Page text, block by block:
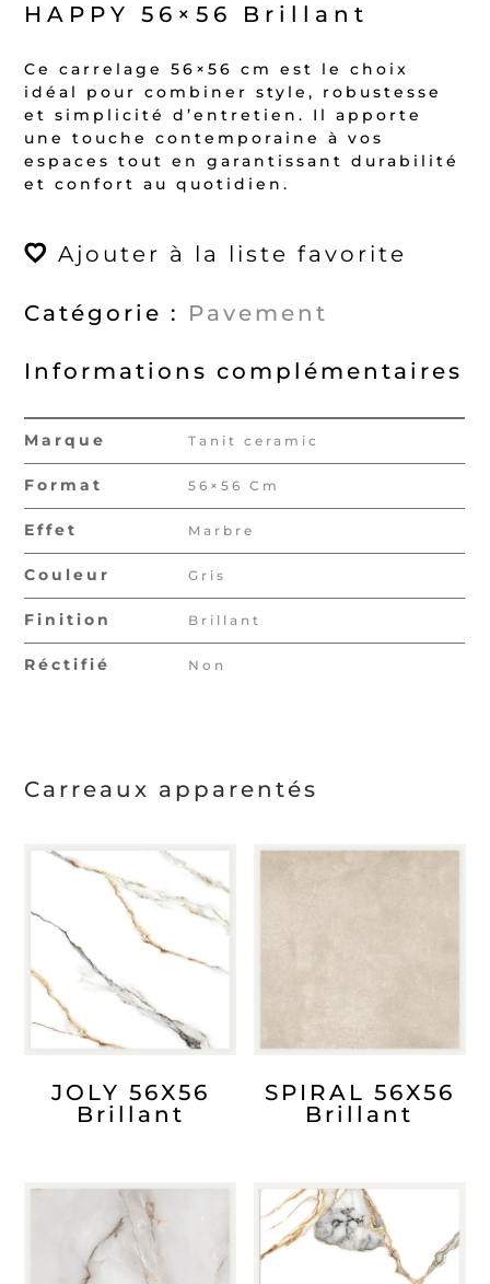
HAPPY 56×56 Brillant
Ce carrelage 56×56 cm est le choix
idéal pour combiner style, robustesse
et simplicité d’entretien. Il apporte
une touche contemporaine à vos
espaces tout en garantissant durabilité
et confort au quotidien.
Ajouter à la liste favorite
Catégorie : Pavement
Informations complémentaires
Marque Tanit ceramic
Format 56×56 Cm
Effet Marbre
Couleur Gris
Finition Brillant
Réctifié Non
Carreaux apparentés
JOLY 56X56
Brillant
SPIRAL 56X56
Brillant